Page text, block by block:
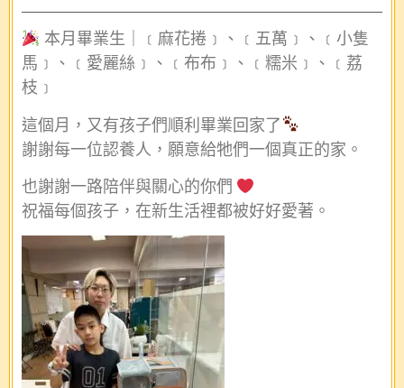
本月畢業生｜﹝麻花捲﹞、﹝五萬﹞、﹝小隻
馬﹞、﹝愛麗絲﹞、﹝布布﹞、﹝糯米﹞、﹝荔
枝﹞
這個月，又有孩子們順利畢業回家了
謝謝每一位認養人，願意給牠們一個真正的家。
也謝謝一路陪伴與關心的你們
祝福每個孩子，在新生活裡都被好好愛著。